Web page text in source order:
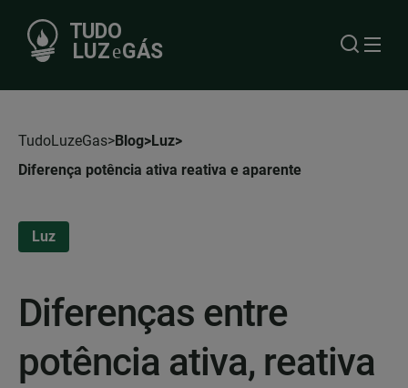
TudoLuzeGas Blog Luz
Diferença potência ativa reativa e aparente
Luz
Diferenças entre
potência ativa, reativa